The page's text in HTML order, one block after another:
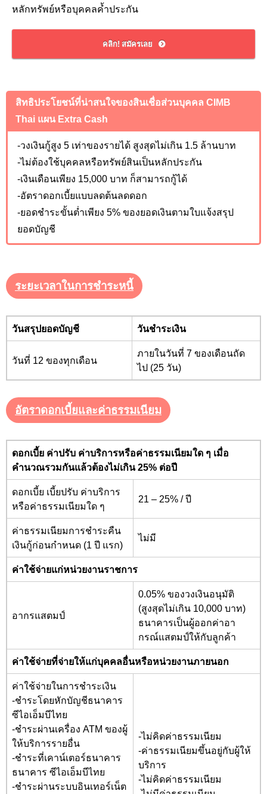
หลักทรัพย์หรือบุคคลค้ำประกัน
คลิก! สมัครเลย
สิทธิประโยชน์ที่น่าสนใจของสินเชื่อส่วนบุคคล CIMB
Thai แผน Extra Cash
-วงเงินกู้สูง 5 เท่าของรายได้ สูงสุดไม่เกิน 1.5 ล้านบาท
-ไม่ต้องใช้บุคคลหรือทรัพย์สินเป็นหลักประกัน
-เงินเดือนเพียง 15,000 บาท ก็สามารถกู้ได้
-อัตราดอกเบี้ยแบบลดต้นลดดอก
-ยอดชำระขั้นต่ำเพียง 5% ของยอดเงินตามใบแจ้งสรุป
ยอดบัญชี
ระยะเวลาในการชำระหนี้
วันสรุปยอดบัญชี วันชำระเงิน
วันที่ 12 ของทุกเดือน
ภายในวันที่ 7 ของเดือนถัด
ไป (25 วัน)
อัตราดอกเบี้ยและค่าธรรมเนียม
ดอกเบี้ย ค่าปรับ ค่าบริการหรือค่าธรรมเนียมใด ๆ เมื่อ
คำนวณรวมกันแล้วต้องไม่เกิน 25% ต่อปี
ดอกเบี้ย เบี้ยปรับ ค่าบริการ
หรือค่าธรรมเนียมใด ๆ
21 – 25% / ปี
ค่าธรรมเนียมการชำระคืน
เงินกู้ก่อนกำหนด (1 ปี แรก)
ไม่มี
ค่าใช้จ่ายแก่หน่วยงานราชการ
อากรแสตมป์
0.05% ของวงเงินอนุมัติ
(สูงสุดไม่เกิน 10 ,000 บาท)
ธนาคารเป็นผู้ออกค่าอา
กรณ์แสตมป์ให้กับลูกค้า
ค่าใช้จ่ายที่จ่ายให้แก่บุคคลอื่นหรือหน่วยงานภายนอก
ค่าใช้จ่ายในการชำระเงิน
-ชำระโดยหักบัญชีธนาคาร
ซีไอเอ็มบีไทย
-ชำระผ่านเครื่อง ATM ของผู้
ให้บริการรายอื่น
-ชำระที่เคาน์เตอร์ธนาคาร
ธนาคาร ซีไอเอ็มบีไทย
-ชำระผ่านระบบอินเทอร์เน็ต
-ไม่คิดค่าธรรมเนียม
-ค่าธรรมเนียมขึ้นอยู่กับผู้ให้
บริการ
-ไม่คิดค่าธรรมเนียม